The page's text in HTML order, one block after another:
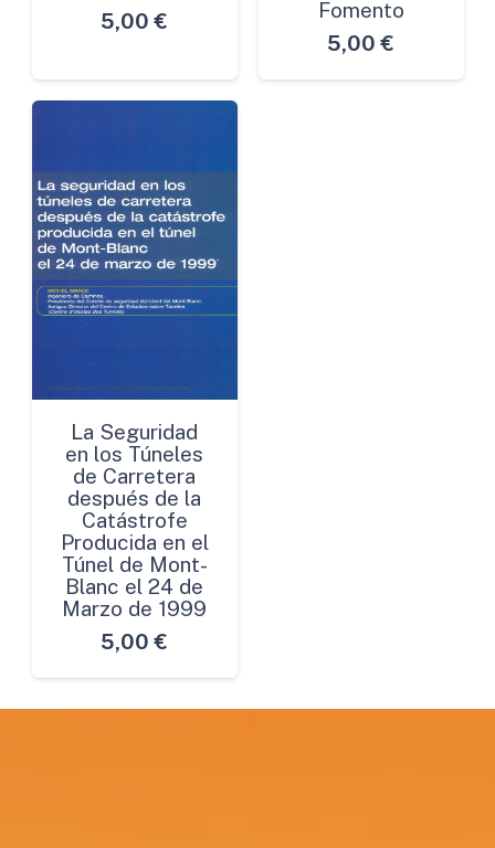
5,00 €
Fomento
5,00 €
La Seguridad
en los Túneles
de Carretera
después de la
Catástrofe
Producida en el
Túnel de Mont-
Blanc el 24 de
Marzo de 1999
5,00 €